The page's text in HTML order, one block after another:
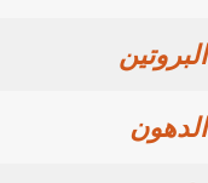
البروتين
الدهون